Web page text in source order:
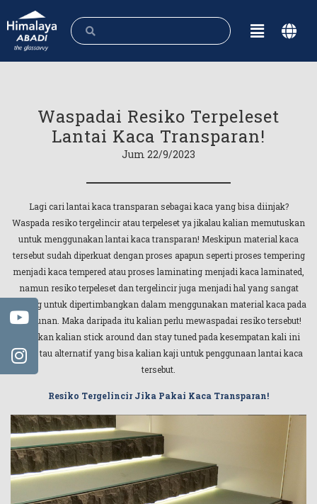
Waspadai Resiko Terpeleset
Lantai Kaca Transparan!
Jum 22/9/2023
Lagi cari lantai kaca transparan sebagai kaca yang bisa diinjak?
Waspada resiko tergelincir atau terpeleset ya jikalau kalian memutuskan
untuk menggunakan lantai kaca transparan! Meskipun material kaca
tersebut sudah diperkuat dengan proses apapun seperti proses tempering
menjadi kaca tempered atau proses laminating menjadi kaca laminated,
namun resiko terpeleset dan tergelincir juga menjadi hal yang sangat
penting untuk dipertimbangkan dalam menggunakan material kaca pada
bangunan. Maka daripada itu kalian perlu mewaspadai resiko tersebut!
Pastikan kalian stick around dan stay tuned pada kesempatan kali ini
untuk tau alternatif yang bisa kalian kaji untuk penggunaan lantai kaca
tersebut.
Resiko Tergelincir Jika Pakai Kaca Transparan!